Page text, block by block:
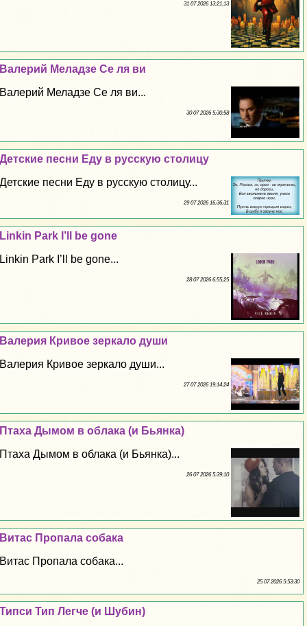
31 07 2026 13:21:13
Валерий Меладзе Се ля ви
Валерий Меладзе Се ля ви...
30 07 2026 5:30:58
Детские песни Еду в русскую столицу
Детские песни Еду в русскую столицу...
29 07 2026 16:36:31
Linkin Park I’ll be gone
Linkin Park I’ll be gone...
28 07 2026 6:55:25
Валерия Кривое зеркало души
Валерия Кривое зеркало души...
27 07 2026 19:14:24
Птаха Дымом в облака (и Бьянка)
Птаха Дымом в облака (и Бьянка)...
26 07 2026 5:39:10
Витас Пропала собака
Витас Пропала собака...
25 07 2026 5:53:30
Типси Тип Легче (и Шубин)